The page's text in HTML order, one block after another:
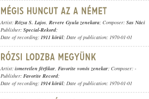
Artist: Rózsa S. Lajos, Revere Gyula zenekara; Composer: Sas Náci
Publisher: Special-Rekord;
Date of recording: 1911 körül; Date of publication: 1970-01-01
Artist: ismeretlen férfikar, Favorite vonós zenekar; Composer: -
Publisher: Favorite Record;
Date of recording: 1914 körül; Date of publication: 1970-01-01